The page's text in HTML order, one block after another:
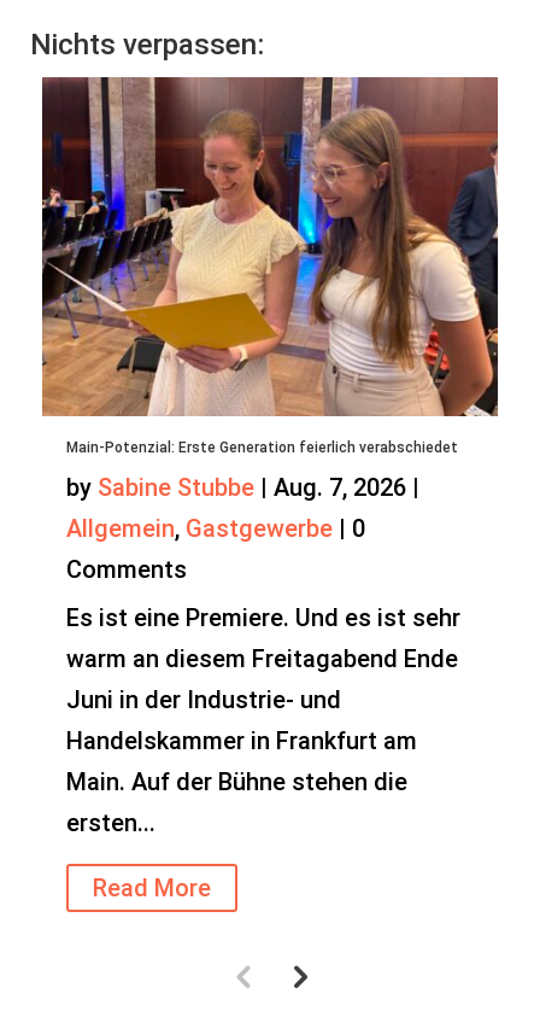
Nichts verpassen:
Main-Potenzial: Erste Generation feierlich verabschiedet
by Sabine Stubbe | Aug. 7, 2026 |
Allgemein, Gastgewerbe | 0
Comments
Es ist eine Premiere. Und es ist sehr
warm an diesem Freitagabend Ende
Juni in der Industrie- und
Handelskammer in Frankfurt am
Main. Auf der Bühne stehen die
ersten...
Read More